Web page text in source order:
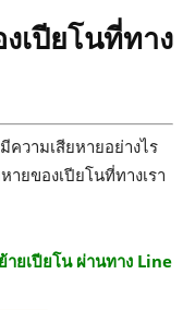
เปียโนที่ทาง
วามเสียหายอย่างไร
ยของเปียโนที่ทางเรา
ยเปียโน ผ่านทาง Line